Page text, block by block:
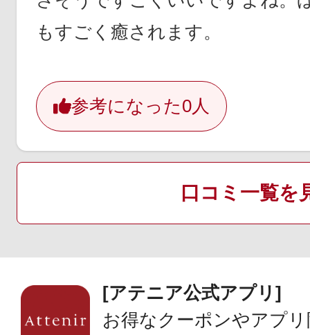
もすごく癒されます。
参考になった0人
口コミ一覧を
[アテニア公式アプリ]
お得なクーポンやアプ